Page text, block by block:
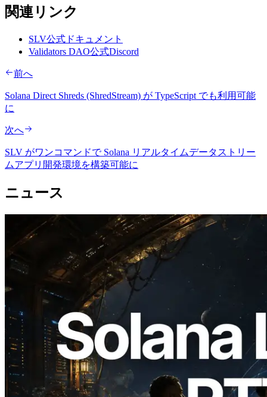
関連リンク
SLV公式ドキュメント
Validators DAO公式Discord
前へ
Solana Direct Shreds (ShredStream) が TypeScript でも利用可能
に
次へ
SLV がワンコマンドで Solana リアルタイムデータストリー
ムアプリ開発環境を構築可能に
ニュース
2026.08.05
ERPC、Solana Leader Slot APIを世界7